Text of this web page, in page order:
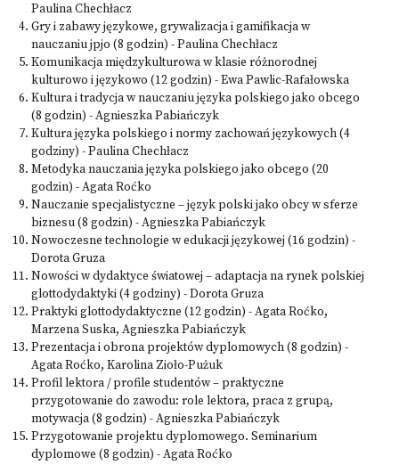
Paulina Chechłacz
Gry i zabawy językowe, grywalizacja i gamifikacja w
nauczaniu jpjo (8 godzin) - Paulina Chechłacz
Komunikacja międzykulturowa w klasie różnorodnej
kulturowo i językowo (12 godzin) - Ewa Pawlic-Rafałowska
Kultura i tradycja w nauczaniu języka polskiego jako obcego
(8 godzin) - Agnieszka Pabiańczyk
Kultura języka polskiego i normy zachowań językowych (4
godziny) - Paulina Chechłacz
Metodyka nauczania języka polskiego jako obcego (20
godzin) - Agata Roćko
Nauczanie specjalistyczne – język polski jako obcy w sferze
biznesu (8 godzin) - Agnieszka Pabiańczyk
Nowoczesne technologie w edukacji językowej (16 godzin) -
Dorota Gruza
Nowości w dydaktyce światowej – adaptacja na rynek polskiej
glottodydaktyki (4 godziny) - Dorota Gruza
Praktyki glottodydaktyczne (12 godzin) - Agata Roćko,
Marzena Suska, Agnieszka Pabiańczyk
Prezentacja i obrona projektów dyplomowych (8 godzin) -
Agata Roćko, Karolina Zioło-Pużuk
Profil lektora / profile studentów – praktyczne
przygotowanie do zawodu: role lektora, praca z grupą,
motywacja (8 godzin) - Agnieszka Pabiańczyk
Przygotowanie projektu dyplomowego. Seminarium
dyplomowe (8 godzin) - Agata Roćko